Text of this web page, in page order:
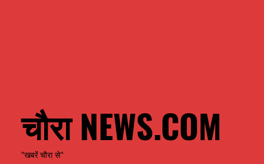
चौरा NEWS.COM
"खबरें चौरा से"